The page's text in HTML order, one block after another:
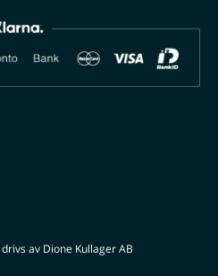
av Dione Kullager AB